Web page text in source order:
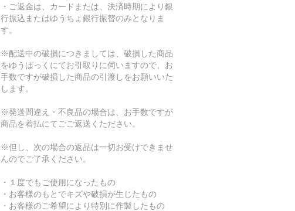
・ご返金は、カードまたは、決済時期により銀
行振込またはゆうちょ銀行振替のみとなりま
す。
※配送中の破損につきましては、破損した商品
をゆうぱっくにてお引取りに伺いますので、お
手数ですが破損した商品の引渡しをお願いいた
します。
※発送間違え・不良品の場合は、お手数ですが
商品を着払にてごご返送くたださい。
※但し、次の場合の返品は一切お受けできませ
んのでご了承ください。
・１度でもご使用になったもの
・お客様のもとでキズや破損が生じたもの
・お客様のご希望により特別に作製したもの